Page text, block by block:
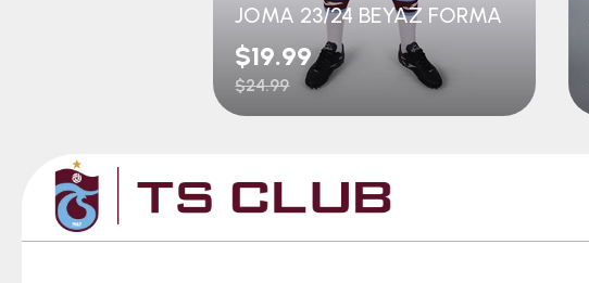
JOMA 23/24 BEYAZ FORMA
$19.99
$24.99